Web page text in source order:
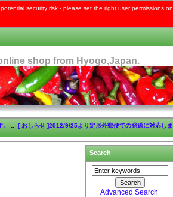
security risk - please set the right user permissions on
shop from Hyogo,Japan.
::[ おしらせ ]2012/9/25より定形外郵便での発送に対応しま
Search
Advanced Search